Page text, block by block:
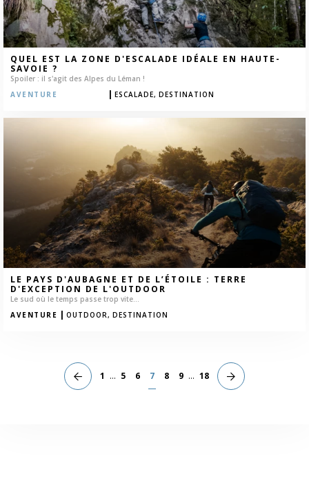
QUEL EST LA ZONE D'ESCALADE IDÉALE EN HAUTE-
SAVOIE ?
Spoiler : il s'agit des Alpes du Léman !
AVENTURE
| ESCALADE, DESTINATION
LE PAYS D'AUBAGNE ET DE L’ÉTOILE : TERRE
D'EXCEPTION DE L'OUTDOOR
Le sud où le temps passe trop vite...
AVENTURE | OUTDOOR, DESTINATION
1 ... 5 6 7 8 9 ... 18